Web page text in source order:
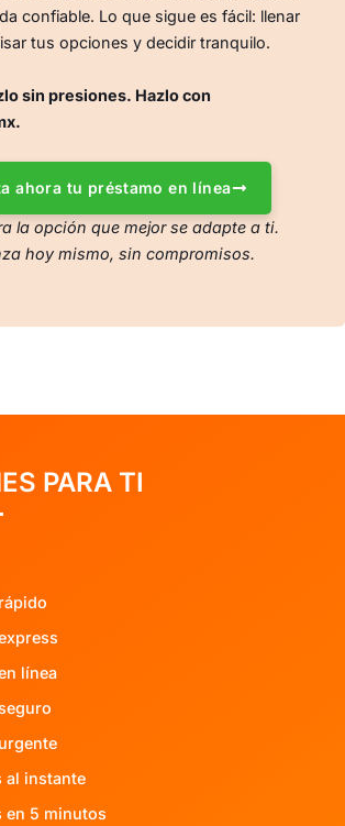
confiable. Lo que sigue es fácil: llenar
tus opciones y decidir tranquilo.
sin presiones. Hazlo con
ahora tu préstamo en línea
la opción que mejor se adapte a ti.
hoy mismo, sin compromisos.
PARA TI
línea
al instante
en 5 minutos